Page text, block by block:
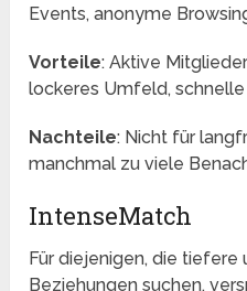
Events, anonyme
Vorteile: Aktive
lockeres Umfeld,
Nachteile: Nicht für
manchmal zu viele
IntenseMatch
Für diejenigen, die tiefere
Beziehungen suchen,